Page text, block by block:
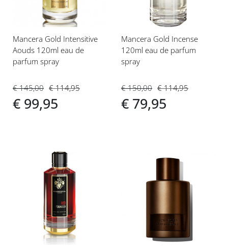
Mancera Gold Intensitive
Aouds 120ml eau de
parfum spray
€ 145,00
€ 99,95
€ 114,95
Mancera Gold Incense
120ml eau de parfum
spray
€ 150,00
€ 79,95
€ 114,95
Voeg
verlanglijst